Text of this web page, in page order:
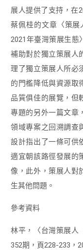
展人提供了支持，在
蔡佩桂的文章〈策展
2021年臺灣策展生態
補助對於獨立策展人
理了獨立策展人所必
的門檻降低與資源取
品質俱佳的展覽，但
專題的另外一篇文章
領域專案之回溯調查
設計指出了一條可供
適宜朝該路徑發展的
像，此外，策展人對
生其他問題。
參考資料
林平，〈台灣策展人
352期，頁228-233，